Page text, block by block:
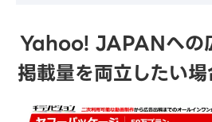
Yahoo! JAPANへの
掲載量を両立したい場